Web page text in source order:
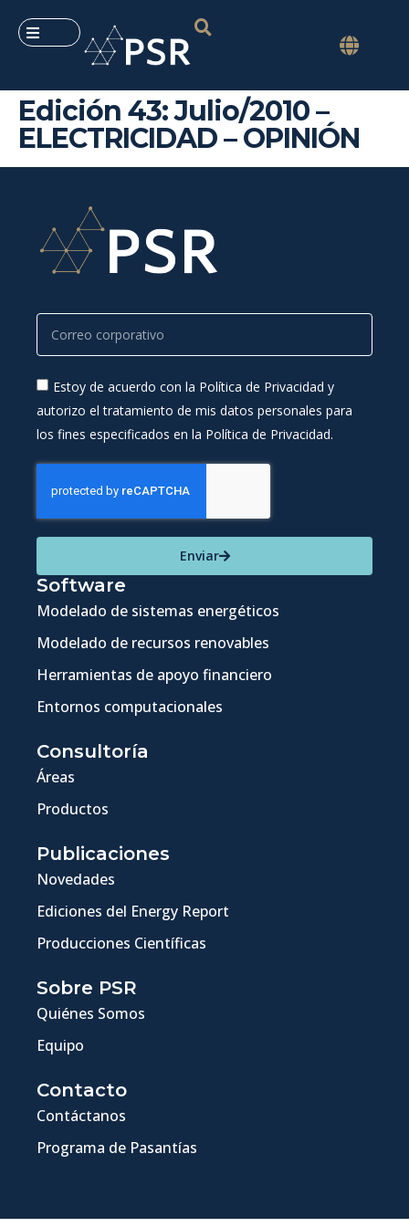
Edición 43: Julio/2010 –
ELECTRICIDAD – OPINIÓN
Estoy de acuerdo con la Política de Privacidad y
autorizo el tratamiento de mis datos personales para
los fines especificados en la Política de Privacidad.
Enviar
Software
Modelado de sistemas energéticos
Modelado de recursos renovables
Herramientas de apoyo financiero
Entornos computacionales
Consultoría
Áreas
Productos
Publicaciones
Novedades
Ediciones del Energy Report
Producciones Científicas
Sobre PSR
Quiénes Somos
Equipo
Contacto
Contáctanos
Programa de Pasantías